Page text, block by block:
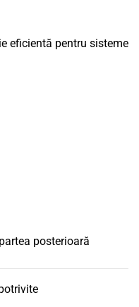
eficientă pentru sisteme
posterioară